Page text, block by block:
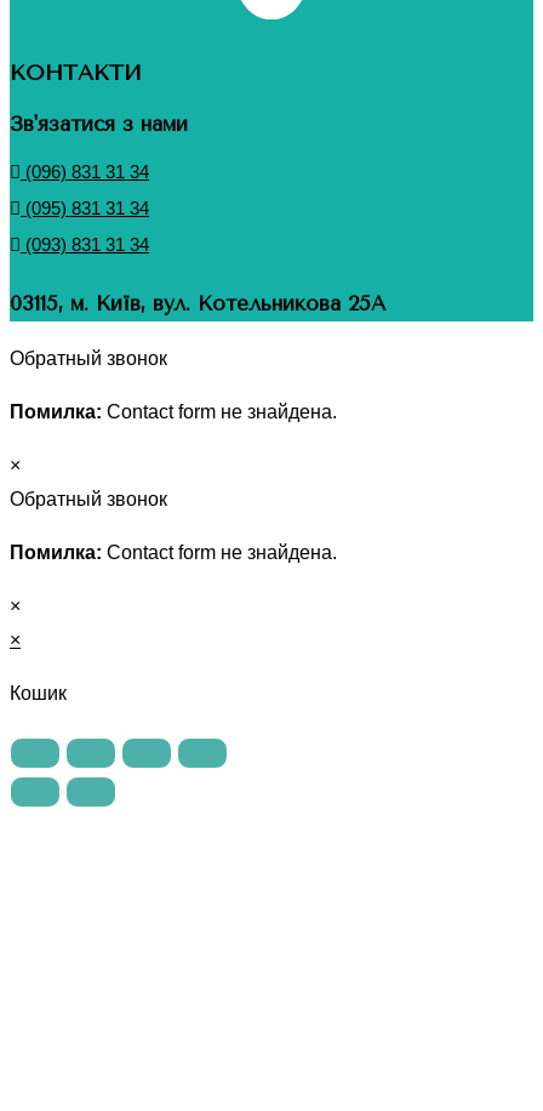
КОНТАКТИ
Зв'язатися з нами
(096) 831 31 34
(095) 831 31 34
(093) 831 31 34
03115, м. Київ, вул. Котельникова 25А
Обратный звонок
Помилка: Contact form не знайдена.
×
Обратный звонок
Помилка: Contact form не знайдена.
×
×
Кошик